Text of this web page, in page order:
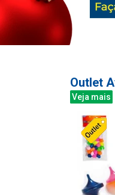
Outlet
Veja mais